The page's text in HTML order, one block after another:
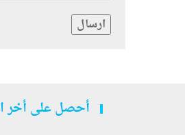
ارسال
أحصل على أخر